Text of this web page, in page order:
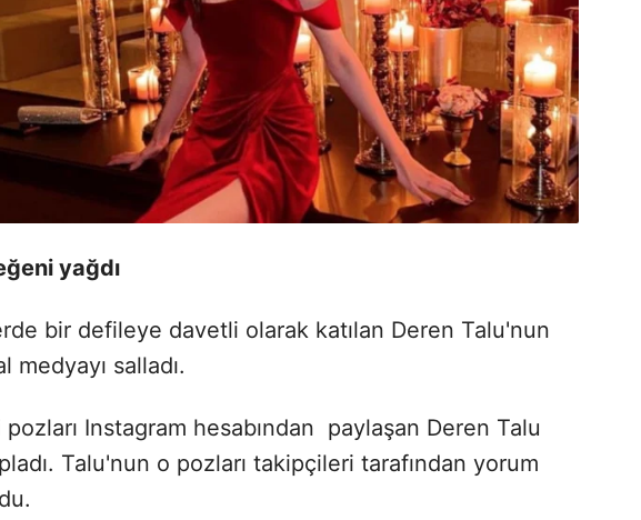
yağdı
bir defileye davetli olarak katılan Deren Talu'nun
medyayı salladı.
Instagram hesabından paylaşan Deren Talu
Talu'nun o pozları takipçileri tarafından yorum